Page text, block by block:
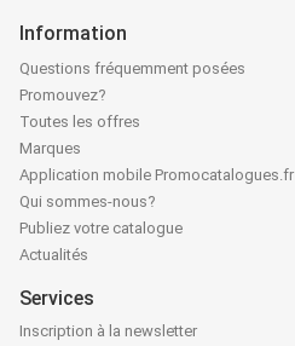
Information
Questions fréquemment posées
Promouvez?
Toutes les offres
Marques
Application mobile Promocatalogues.fr
Qui sommes-nous?
Publiez votre catalogue
Actualités
Services
Inscription à la newsletter